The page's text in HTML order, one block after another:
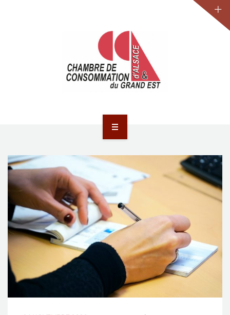
ACTUALITÉS
JURIDIQUE
LA CCA-GE
NOS ACTIONS